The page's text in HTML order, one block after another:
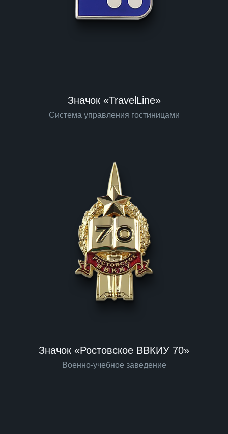
Значок «TravelLine»
Система управления гостиницами
Значок «Ростовское ВВКИУ 70»
Военно-учебное заведение